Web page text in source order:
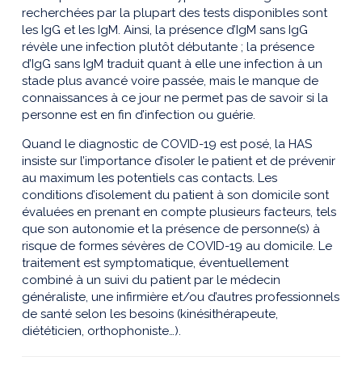
recherchées par la plupart des tests disponibles sont
les IgG et les IgM. Ainsi, la présence d’IgM sans IgG
révèle une infection plutôt débutante ; la présence
d’IgG sans IgM traduit quant à elle une infection à un
stade plus avancé voire passée, mais le manque de
connaissances à ce jour ne permet pas de savoir si la
personne est en fin d’infection ou guérie.
Quand le diagnostic de COVID-19 est posé, la HAS
insiste sur l’importance d’isoler le patient et de prévenir
au maximum les potentiels cas contacts. Les
conditions d’isolement du patient à son domicile sont
évaluées en prenant en compte plusieurs facteurs, tels
que son autonomie et la présence de personne(s) à
risque de formes sévères de COVID-19 au domicile. Le
traitement est symptomatique, éventuellement
combiné à un suivi du patient par le médecin
généraliste, une infirmière et/ou d’autres professionnels
de santé selon les besoins (kinésithérapeute,
diététicien, orthophoniste…).